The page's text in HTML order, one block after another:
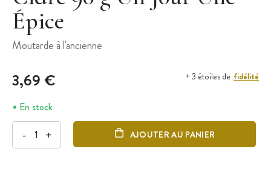
Épice
Moutarde à l'ancienne
3,69 € + 3 étoiles de fidélité
En stock
- + AJOUTER AU PANIER